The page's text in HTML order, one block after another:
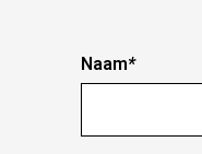
Naam*